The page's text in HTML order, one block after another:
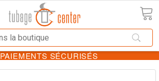
PAIEMENTS SÉCURISÉS